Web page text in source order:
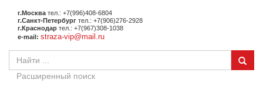
г.Москва тел.: +7(996)408-6804
г.Санкт-Петербург тел.: +7(906)276-2928
г.Краснодар тел.: +7(967)308-1038
e-mail: straza-vip@mail.ru
Расширенный поиск